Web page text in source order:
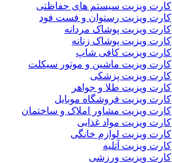
کارت ویزیت سیستم های حفاظتی
کارت ویزیت رستوان و فست فود
کارت ویزیت پوشاک مردانه
کارت ویزیت پوشاک زنانه
کارت ویزیت کافی شاپ
کارت ویزیت ماشین و موتور سیکلت
کارت ویزیت پزشکی
کارت ویزیت طلا و جواهر
کارت ویزیت فروشگاه موبایل
کارت ویزیت مشاور املاک و ساختمان
کارت ویزیت مواد غذایی
کارت ویزیت لوازم خانگی
کارت ویزیت آتلیه
کارت ویزیت ورزشی